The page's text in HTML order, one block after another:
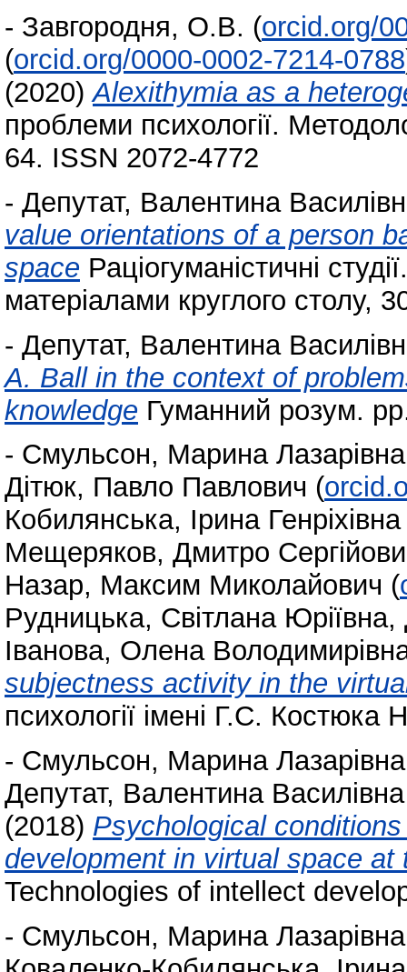
- Завгородня, О.В. (orcid.org/
(orcid.org/0000-0002-7214-0788
(2020)Alexithymia as a
проблеми психології.
64. ISSN 2072-4772
- Депутат, Валентина
value orientations of a person
space Раціогуманістичні
матеріалами круглого столу,
- Депутат, Валентина
A. Ball in the context of
knowledge Гуманний розум.
- Смульсон, Марина Лазарівна
Дітюк, Павло Павлович (
Кобилянська, Ірина Генріхівна
Мещеряков, Дмитро
Назар, Максим Миколайович (
Рудницька, Світлана Юріївна,
Іванова, Олена
subjectness activity in the
психології імені Г.С.
- Смульсон, Марина Лазарівна
Депутат, Валентина Василівна
(2018) Psychological
development in virtual space
Technologies of intellect
- Смульсон, Марина Лазарівна